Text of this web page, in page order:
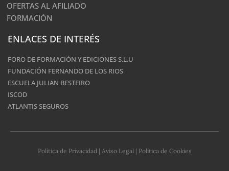
OFERTAS AL AFILIADO
FORMACIÓN
ENLACES DE INTERÉS
FORO DE FORMACIÓN Y EDICIONES S.L.U
FUNDACIÓN FERNANDO DE LOS RIOS
ESCUELA JULIAN BESTEIRO
ISCOD
ATLANTIS SEGUROS
Política de Privacidad| Aviso Legal| Política de Cookies